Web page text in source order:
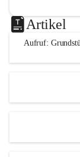
Artikel
Aufruf: